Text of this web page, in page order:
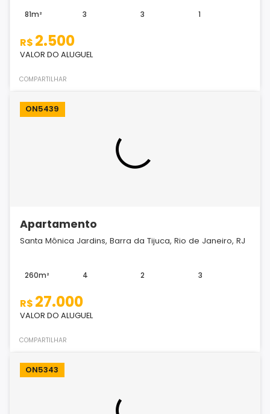
81m² 3 3 1
R$ 2.500
VALOR DO ALUGUEL
COMPARTILHAR
ON5439
Apartamento
Santa Mônica Jardins, Barra da Tijuca, Rio de Janeiro, RJ
260m² 4 2 3
R$ 27.000
VALOR DO ALUGUEL
COMPARTILHAR
ON5343